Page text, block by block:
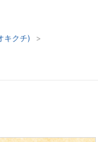
キクチ)